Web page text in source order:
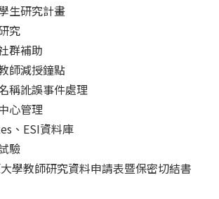
生研究計畫
究
群補助
師減授鐘點
稱訛誤事件處理
心管理
、ESI資料庫
驗
學教師研究資料申請表暨保密切結書